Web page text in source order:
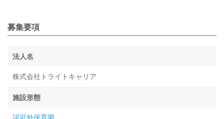
募集要項
法人名
株式会社トライトキャリア
施設形態